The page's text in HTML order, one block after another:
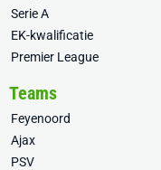
Serie A
EK-kwalificatie
Premier League
Teams
Feyenoord
Ajax
PSV